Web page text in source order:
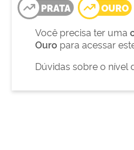
PRATA
OURO
Você precisa ter uma
Ouro para acessar
Dúvidas sobre o nível